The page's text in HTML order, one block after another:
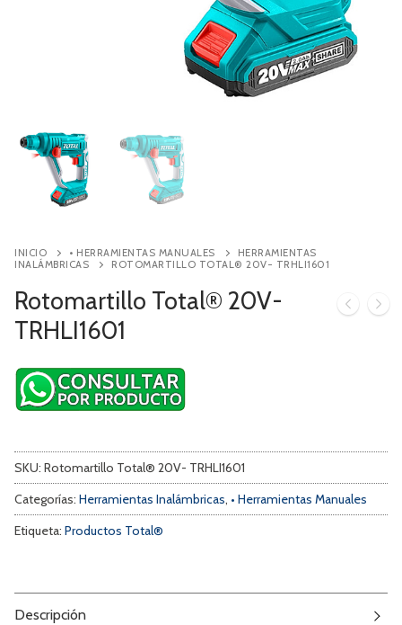
Contacto
INICIO • HERRAMIENTAS MANUALES
HERRAMIENTAS
INALÁMBRICAS
ROTOMARTILLO TOTAL® 20V- TRHLI1601
Rotomartillo Total® 20V-
TRHLI1601
SKU: Rotomartillo Total® 20V- TRHLI1601
Categorías: Herramientas Inalámbricas, • Herramientas Manuales
Etiqueta: Productos Total®
Descripción